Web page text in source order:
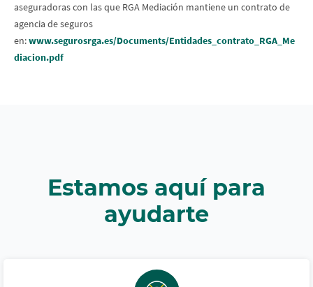
aseguradoras con las que RGA Mediación mantiene un contrato de
agencia de seguros
en:www.segurosrga.es/Documents/Entidades_contrato_RGA_Me
diacion.pdf
Estamos aquí para
ayudarte